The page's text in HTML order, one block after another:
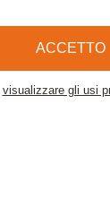
generali e
Partner FAQ
ACCETTO
visualizzare gli usi